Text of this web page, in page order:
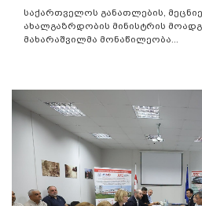
საქართველოს განათლების,
ახალგაზრდობის მინისტრის
მახარაშვილმა მონაწილეობა...